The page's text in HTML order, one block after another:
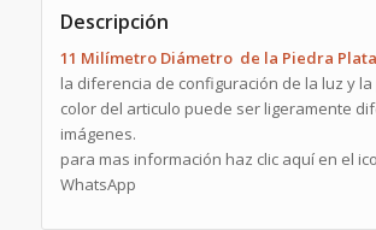
Descripción
11 Milímetro Diámetro de la Piedra
la diferencia de configuración de la luz y la
color del articulo puede ser ligeramente
imágenes.
para mas información haz clic aquí en el
WhatsApp